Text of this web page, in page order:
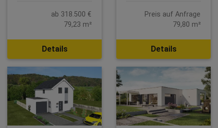
ab 318.500 €
79,23 m²
Details
Preis auf Anfrage
79,80 m²
Details